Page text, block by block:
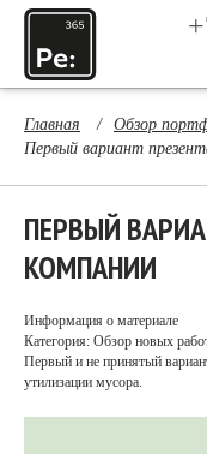
Главная / Обзор
Первый вариант
ПЕРВЫЙ
КОМПАНИИ
Информация о материале
Категория: Обзор новых
Первый и не принятый
утилизации мусора.